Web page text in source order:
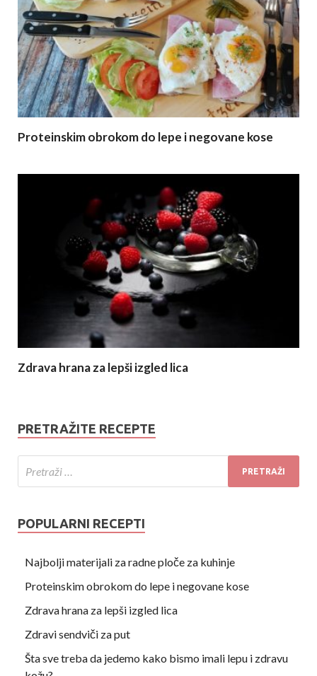
Proteinskim obrokom do lepe i negovane kose
Zdrava hrana za lepši izgled lica
PRETRAŽITE RECEPTE
POPULARNI RECEPTI
Najbolji materijali za radne ploče za kuhinje
Proteinskim obrokom do lepe i negovane kose
Zdrava hrana za lepši izgled lica
Zdravi sendviči za put
Šta sve treba da jedemo kako bismo imali lepu i zdravu